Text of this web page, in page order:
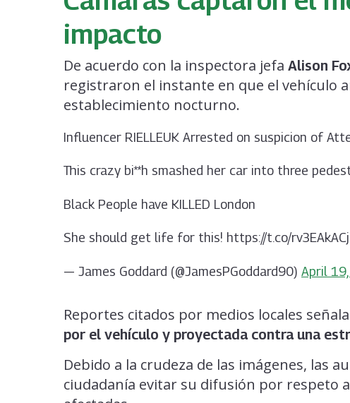
impacto
De acuerdo con la inspectora jefa Alison
registraron el instante en que el vehículo
establecimiento nocturno.
Influencer RIELLEUK Arrested on suspicion of
This crazy bi**h smashed her car into three
Black People have KILLED London
She should get life for this! https://t.co/
— James Goddard (@JamesPGoddard90) April
Reportes citados por medios locales
por el vehículo y proyectada contra una
Debido a la crudeza de las imágenes, las
ciudadanía evitar su difusión por respeto